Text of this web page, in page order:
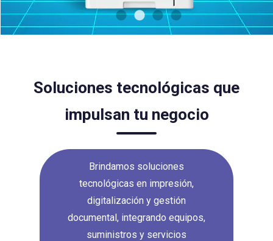
Soluciones tecnológicas que
impulsan tu negocio
Brindamos soluciones
tecnológicas en impresión,
digitalización y gestión
documental, integrando equipos,
suministros y servicios